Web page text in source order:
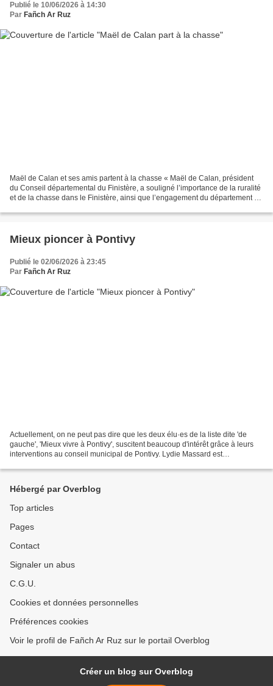
Publié le 10/06/2026 à 14:30
Par Fañch Ar Ruz
Maël de Calan et ses amis partent à la chasse « Maël de Calan, président
du Conseil départemental du Finistère, a souligné l’importance de la ruralité
et de la chasse dans le Finistère, ainsi que l’engagement du département à
Mieux pioncer à Pontivy
Publié le 02/06/2026 à 23:45
Par Fañch Ar Ruz
Actuellement, on ne peut pas dire que les deux élu·es de la liste dite 'de
gauche', 'Mieux vivre à Pontivy', suscitent beaucoup d'intérêt grâce à leurs
interventions au conseil municipal de Pontivy. Lydie Massard est
Hébergé par Overblog
Top articles
Pages
Contact
Signaler un abus
C.G.U.
Cookies et données personnelles
Préférences cookies
Voir le profil de Fañch Ar Ruz sur le portail Overblog
Créer un blog sur Overblog